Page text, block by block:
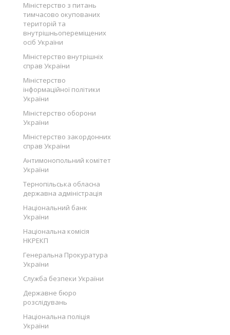
Міністерство з питань
тимчасово окупованих
територій та
внутрішньопереміщених
осіб України
Міністерство внутрішніх
справ України
Міністерство
інформаційної політики
України
Міністерство оборони
України
Міністерство закордонних
справ України
Антимонопольний комітет
України
Тернопільська обласна
державна адміністрація
Національний банк
України
Національна комісія
НКРЕКП
Генеральна Прокуратура
України
Служба безпеки України
Державне бюро
розслідувань
Національна поліція
України